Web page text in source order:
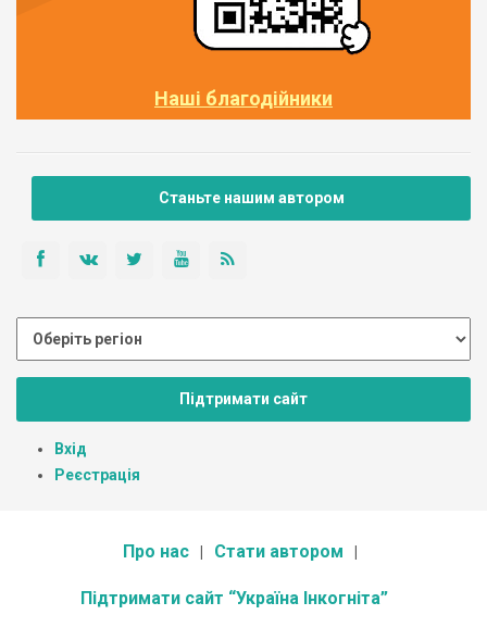
Наші благодійники
Станьте нашим автором
Підтримати сайт
Вхід
Реєстрація
Про нас Стати автором
Підтримати сайт “Україна Інкогніта”